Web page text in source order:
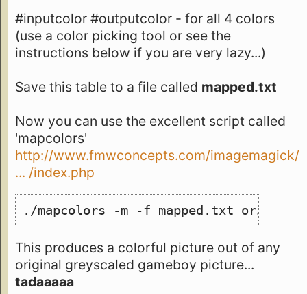
#inputcolor #outputcolor - for all 4 colors
(use a color picking tool or see the
instructions below if you are very lazy...)
Save this table to a file called mapped.txt
Now you can use the excellent script called
'mapcolors'
http://www.fmwconcepts.com/imagemagick/
... /index.php
./mapcolors -m -f mapped.txt
This produces a colorful picture out of any
original greyscaled gameboy picture...
tadaaaaa